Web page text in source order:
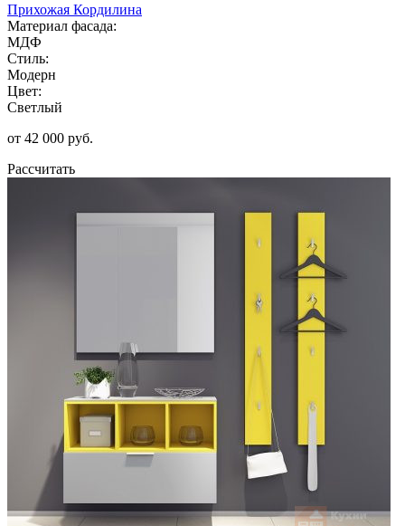
Прихожая Кордилина
Материал фасада:
МДФ
Стиль:
Модерн
Цвет:
Светлый
от 42 000 руб.
Рассчитать